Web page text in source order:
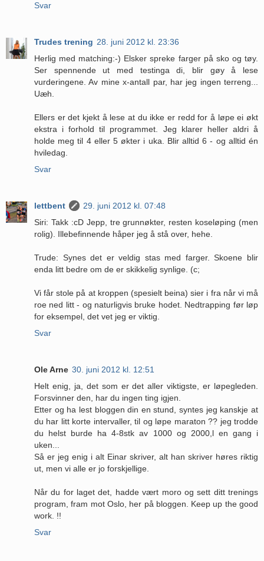
Svar
Trudes trening 28. juni 2012 kl. 23:36
Herlig med matching:-) Elsker spreke farger på sko og tøy.
Ser spennende ut med testinga di, blir gøy å lese
vurderingene. Av mine x-antall par, har jeg ingen terreng...
Uæh.
Ellers er det kjekt å lese at du ikke er redd for å løpe ei økt
ekstra i forhold til programmet. Jeg klarer heller aldri å
holde meg til 4 eller 5 økter i uka. Blir alltid 6 - og alltid én
hviledag.
Svar
lettbent
29. juni 2012 kl. 07:48
Siri: Takk :cD Jepp, tre grunnøkter, resten koseløping (men
rolig). Illebefinnende håper jeg å stå over, hehe.
Trude: Synes det er veldig stas med farger. Skoene blir
enda litt bedre om de er skikkelig synlige. (c;
Vi får stole på at kroppen (spesielt beina) sier i fra når vi må
roe ned litt - og naturligvis bruke hodet. Nedtrapping før løp
for eksempel, det vet jeg er viktig.
Svar
Ole Arne 30. juni 2012 kl. 12:51
Helt enig, ja, det som er det aller viktigste, er løpegleden.
Forsvinner den, har du ingen ting igjen.
Etter og ha lest bloggen din en stund, syntes jeg kanskje at
du har litt korte intervaller, til og løpe maraton ?? jeg trodde
du helst burde ha 4-8stk av 1000 og 2000,l en gang i
uken...
Så er jeg enig i alt Einar skriver, alt han skriver høres riktig
ut, men vi alle er jo forskjellige.
Når du for laget det, hadde vært moro og sett ditt trenings
program, fram mot Oslo, her på bloggen. Keep up the good
work. !!
Svar